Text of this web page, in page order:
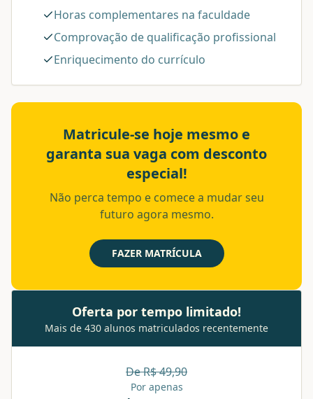
Horas complementares na faculdade
Comprovação de qualificação profissional
Enriquecimento do currículo
Matricule-se hoje mesmo e
garanta sua vaga com desconto
especial!
Não perca tempo e comece a mudar seu
futuro agora mesmo.
FAZER MATRÍCULA
Oferta por tempo limitado!
Mais de 430 alunos matriculados recentemente
De R$49,90
Por apenas